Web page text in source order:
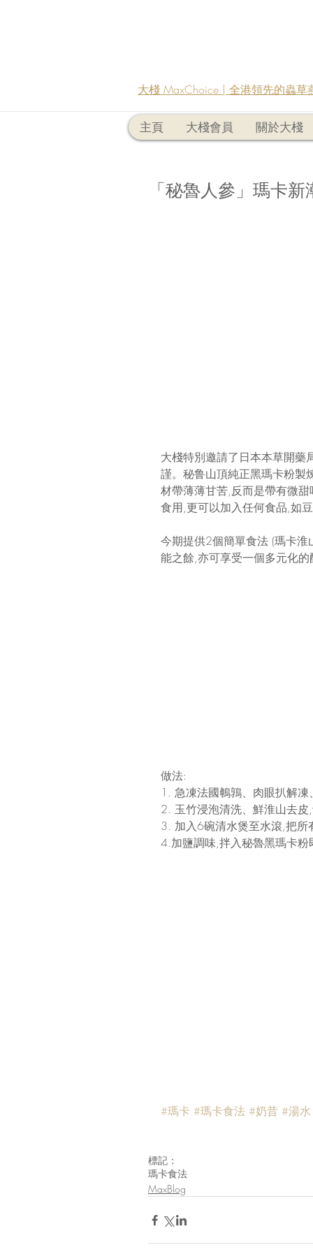
大棧 MaxChoice | 全港領先的蟲
主頁 大棧會員 關於大棧
「秘魯人參」瑪卡新
大棧特別邀請了日本本草開藥
謹。秘鲁山頂純正黑瑪卡粉製
材帶薄薄甘苦,反而是帶有微
食用,更可以加入任何食品,如
今期提供2個簡單食法 (瑪卡
能之餘,亦可享受一個多元化的
做法:
1. 急凍法國鵪鶉、肉眼扒解凍
2. 玉竹浸泡清洗、鮮淮山去
3. 加入6碗清水煲至水滾,把所
4.加鹽調味,拌入秘魯黑瑪卡粉
#瑪卡 #瑪卡食法 #奶昔 #湯水
標記：
瑪卡食法
MaxBlog